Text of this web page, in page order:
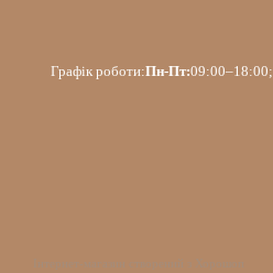
Графік роботи:Пн-Пт:09:00–18:00;